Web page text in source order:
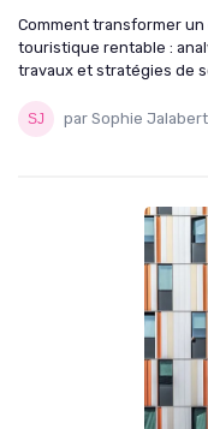
Comment transformer un
touristique rentable :
travaux et stratégies de
par Sophie Jalabert